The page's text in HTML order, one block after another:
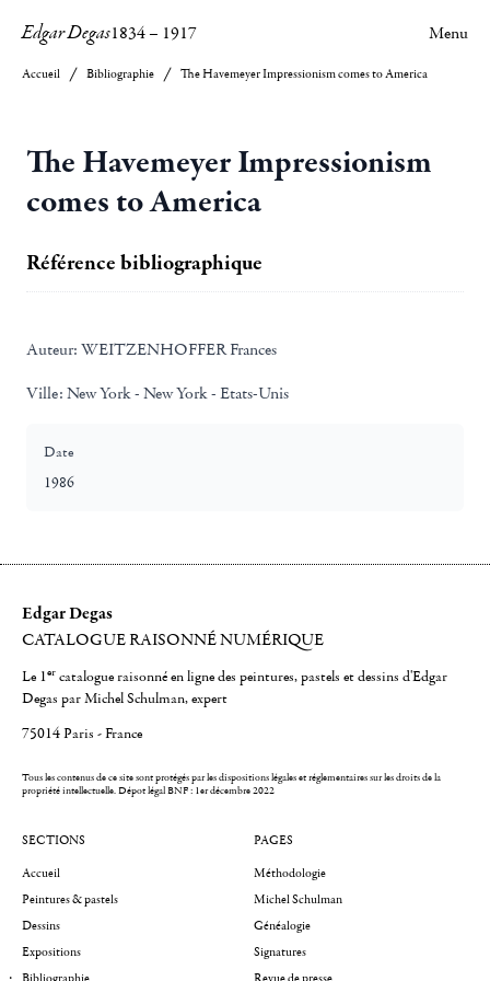
Edgar Degas1834– 1917 Menu
Accueil Bibliographie The Havemeyer Impressionism comes to America
The Havemeyer Impressionism
comes to America
Référence bibliographique
Auteur: WEITZENHOFFER Frances
Ville: New York - New York - Etats-Unis
Date
1986
Edgar Degas
CATALOGUE RAISONNÉ NUMÉRIQUE
Le 1er catalogue raisonné en ligne des peintures, pastels et dessins d'Edgar
Degas par Michel Schulman, expert
75014 Paris - France
Tous les contenus de ce site sont protégés par les dispositions légales et réglementaires sur les droits de la
propriété intellectuelle.Dépot légal BNF : 1er décembre 2022
SECTIONS
Accueil
Peintures & pastels
Dessins
Expositions
PAGES
Méthodologie
Michel Schulman
Généalogie
Signatures